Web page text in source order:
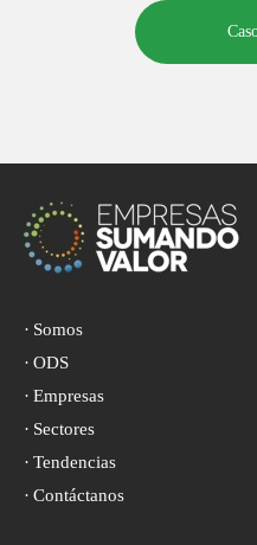
Somos
ODS
Empresas
Sectores
Tendencias
Contáctanos